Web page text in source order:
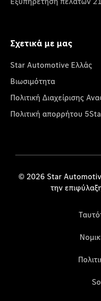
Σχετικά με μας
Star Automotive Ελλάς
Βιωσιμότητα
Πολιτική Διαχείρισης
Πολιτική απορρήτου
© 2026 Star
την